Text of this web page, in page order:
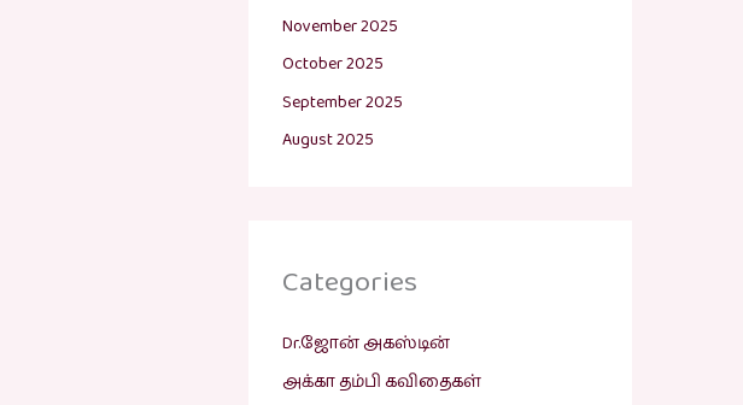
November 2025
October 2025
September 2025
August 2025
Categories
Dr.ஜோன் அகஸ்டின்
அக்கா தம்பி கவிதைகள்